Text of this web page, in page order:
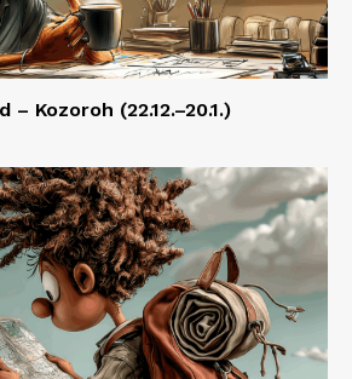
Kozoroh (22.12.–20.1.)